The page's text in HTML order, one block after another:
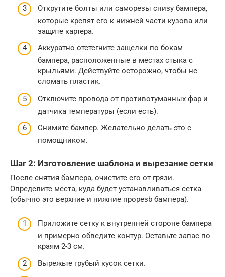
Открутите болты или саморезы снизу бампера,
которые крепят его к нижней части кузова или
защите картера.
Аккуратно отстегните защелки по бокам
бампера, расположенные в местах стыка с
крыльями. Действуйте осторожно, чтобы не
сломать пластик.
Отключите провода от противотуманных фар и
датчика температуры (если есть).
Снимите бампер. Желательно делать это с
помощником.
Шаг 2: Изготовление шаблона и вырезание сетки
После снятия бампера, очистите его от грязи.
Определите места, куда будет устанавливаться сетка
(обычно это верхние и нижние прорезb бампера).
Приложите сетку к внутренней стороне бампера
и примерно обведите контур. Оставьте запас по
краям 2-3 см.
Вырежьте грубый кусок сетки.